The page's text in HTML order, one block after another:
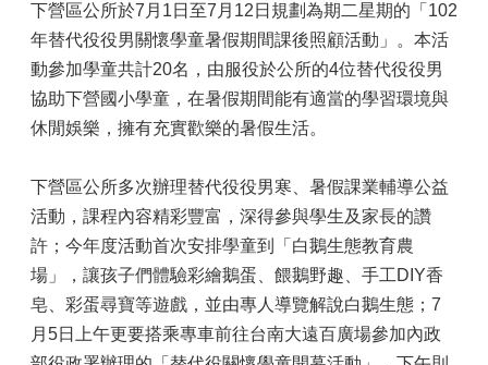
下營區公所於7月1日至7月12日規劃為期二星期的「102
年替代役役男關懷學童暑假期間課後照顧活動」。本活
動參加學童共計20名，由服役於公所的4位替代役役男
協助下營國小學童，在暑假期間能有適當的學習環境與
休閒娛樂，擁有充實歡樂的暑假生活。
下營區公所多次辦理替代役役男寒、暑假課業輔導公益
活動，課程內容精彩豐富，深得參與學生及家長的讚
許；今年度活動首次安排學童到「白鵝生態教育農
場」，讓孩子們體驗彩繪鵝蛋、餵鵝野趣、手工DIY香
皂、彩蛋尋寶等遊戲，並由專人導覽解說白鵝生態；7
月5日上午更要搭乘專車前往台南大遠百廣場參加內政